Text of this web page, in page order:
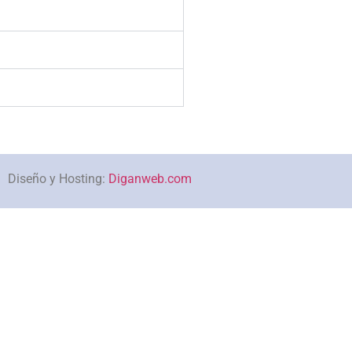
Diseño y Hosting: Diganweb.com